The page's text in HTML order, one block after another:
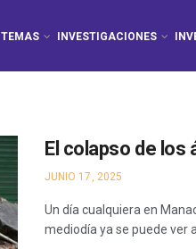
TEMAS INVESTIGACIONES
El colapso de los
JUNIO 17, 2025
Un día cualquiera en
mediodía ya se puede ver a